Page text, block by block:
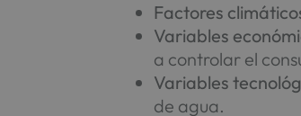
Factores
Variables
a controlar el
Variables
de agua.